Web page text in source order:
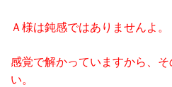
Ａ様は鈍感ではありませんよ。
感覚で解かっていますから、
い。